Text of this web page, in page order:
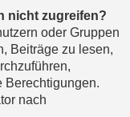
nicht zugreifen?
oder Gruppen
Beiträge zu lesen,
Berechtigungen.
nach